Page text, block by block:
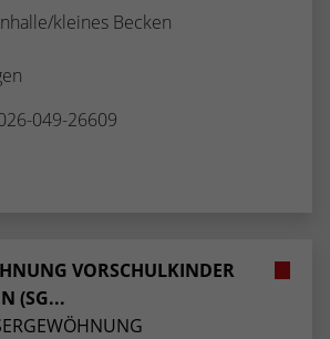
kleines Becken
049-26609
VORSCHULKINDER
(SG...